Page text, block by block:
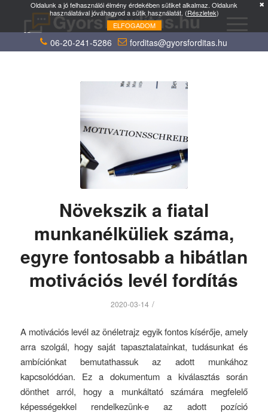
06-20-241-5286 forditas@gyorsforditas.hu
Növekszik a fiatal
munkanélküliek száma,
egyre fontosabb a hibátlan
motivációs levél fordítás
2020-03-14 /
A motivációs levél az önéletrajz egyik fontos kísérője, amely
arra szolgál, hogy saját tapasztalatainkat, tudásunkat és
ambíciónkat bemutathassuk az adott munkához
kapcsolódóan. Ez a dokumentum a kiválasztás során
dönthet arról, hogy a munkáltató számára megfelelő
képességekkel rendelkezünk-e az adott pozíció
Oldalunk a jó felhasználói élmény érdekében sütiket alkalmaz. Oldalunk
használatával jóváhagyod a sütik használatát. (Részletek)
ELFOGADOM